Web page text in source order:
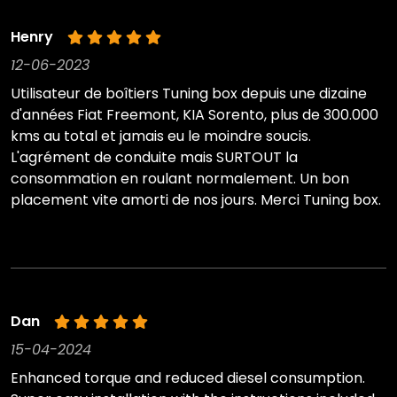
Henry
12-06-2023
Utilisateur de boîtiers Tuning box depuis une dizaine
d'années Fiat Freemont, KIA Sorento, plus de 300.000
kms au total et jamais eu le moindre soucis.
L'agrément de conduite mais SURTOUT la
consommation en roulant normalement. Un bon
placement vite amorti de nos jours. Merci Tuning box.
Dan
15-04-2024
Enhanced torque and reduced diesel consumption.